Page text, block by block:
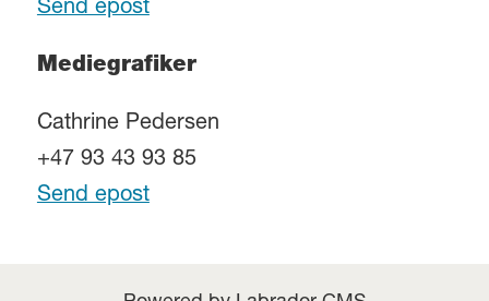
Send epost
Mediegrafiker
Cathrine Pedersen
+47 93 43 93 85
Send epost